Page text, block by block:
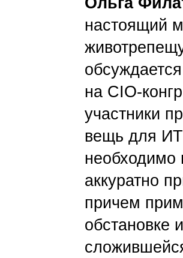
настоящий
на CIO-
участники
вещь для
необходимо
аккуратно
причем
обстановке